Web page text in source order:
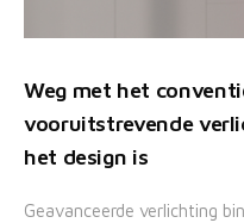
Weg met het
vooruitstrevende
het design is
Geavanceerde verlichting